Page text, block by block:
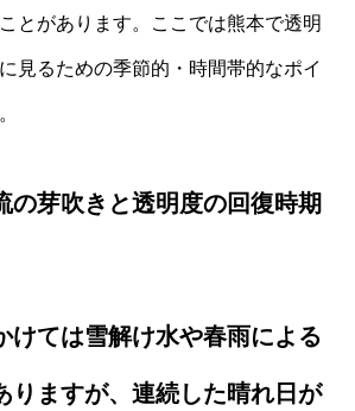
とがあります。ここでは熊本で透明
見るための季節的・時間帯的なポイ
の芽吹きと透明度の回復時期
けては雪解け水や春雨による
りますが、連続した晴れ日が